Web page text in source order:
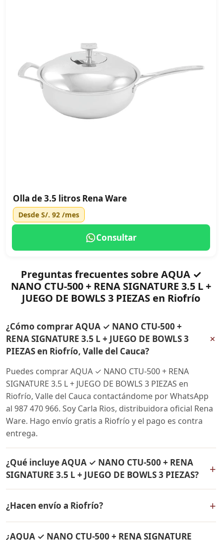
Olla de 3.5 litros Rena Ware
Desde S/. 92 /mes
Consultar
Preguntas frecuentes sobre AQUA ✓
NANO CTU-500 + RENA SIGNATURE 3.5 L +
JUEGO DE BOWLS 3 PIEZAS en Riofrío
¿Cómo comprar AQUA ✓ NANO CTU-500 +
RENA SIGNATURE 3.5 L + JUEGO DE BOWLS 3
PIEZAS en Riofrío, Valle del Cauca?
+
Puedes comprar AQUA ✓ NANO CTU-500 + RENA
SIGNATURE 3.5 L + JUEGO DE BOWLS 3 PIEZAS en
Riofrío, Valle del Cauca contactándome por WhatsApp
al 987 470 966. Soy Carla Rios, distribuidora oficial Rena
Ware. Hago envío gratis a Riofrío y el pago es contra
entrega.
¿Qué incluye AQUA ✓ NANO CTU-500 + RENA
SIGNATURE 3.5 L + JUEGO DE BOWLS 3 PIEZAS?
+
JUEGO DE BOWLS 3 PIEZAS incluye: Filtro de agua Rena
Ware + Bowls Rena Ware + Olla de 3.5 litros Rena Ware.
Todos los productos son originales Rena Ware con
¿Hacen envío a Riofrío? +
¿AQUA ✓ NANO CTU-500 + RENA SIGNATURE